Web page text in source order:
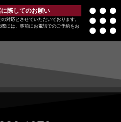
に際してのお願い
対応とさせていただいております。
には、事前にお電話でのご予約をお